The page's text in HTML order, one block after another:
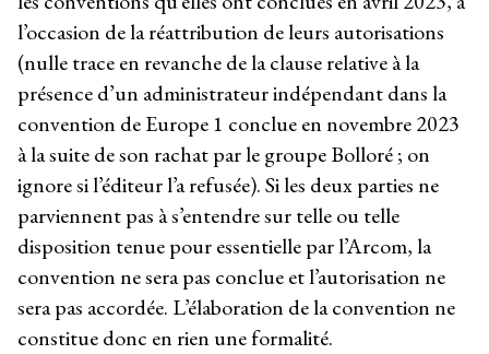
l’occasion de la réattribution de leurs autorisations
(nulle trace en revanche de la clause relative à la
présence d’un administrateur indépendant dans la
convention de Europe 1 conclue en novembre 2023
à la suite de son rachat par le groupe Bolloré ; on
ignore si l’éditeur l’a refusée). Si les deux parties ne
parviennent pas à s’entendre sur telle ou telle
disposition tenue pour essentielle par l’Arcom, la
convention ne sera pas conclue et l’autorisation ne
sera pas accordée. L’élaboration de la convention ne
constitue donc en rien une formalité.